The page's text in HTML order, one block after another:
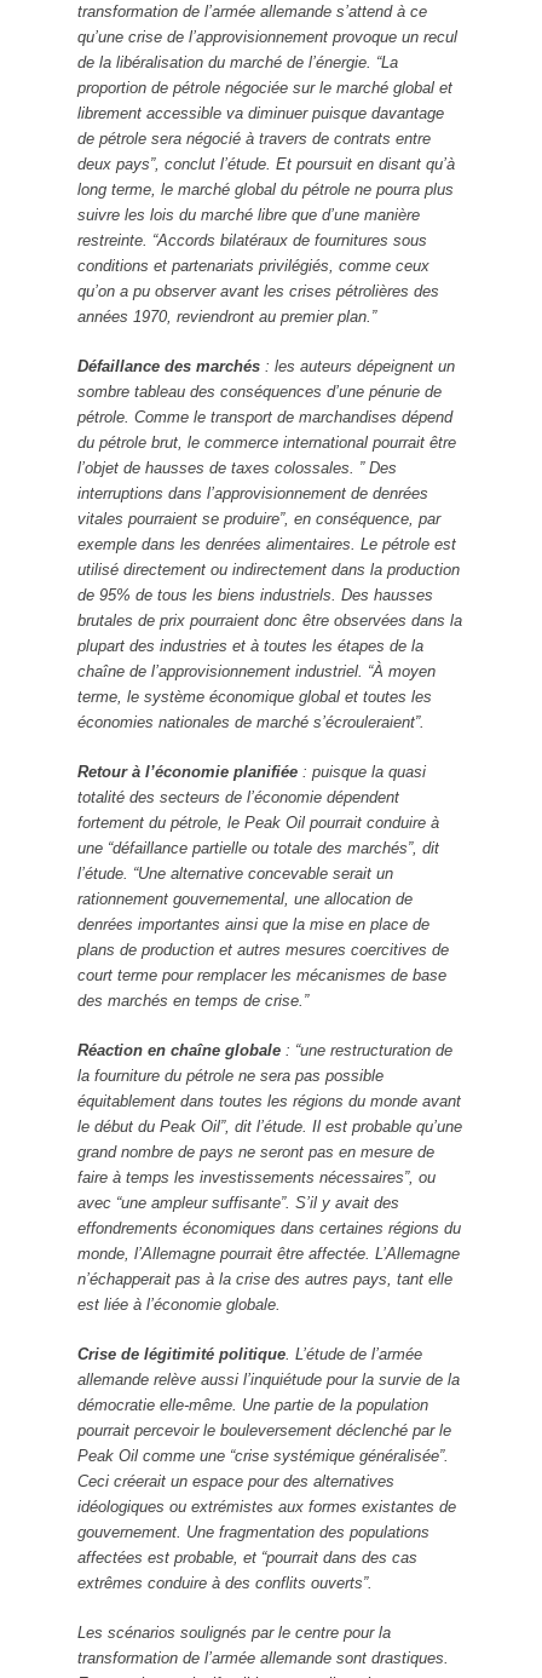
transformation de l’armée allemande s’attend à ce
qu’une crise de l’approvisionnement provoque un recul
de la libéralisation du marché de l’énergie. “La
proportion de pétrole négociée sur le marché global et
librement accessible va diminuer puisque davantage
de pétrole sera négocié à travers de contrats entre
deux pays”, conclut l’étude. Et poursuit en disant qu’à
long terme, le marché global du pétrole ne pourra plus
suivre les lois du marché libre que d’une manière
restreinte. “Accords bilatéraux de fournitures sous
conditions et partenariats privilégiés, comme ceux
qu’on a pu observer avant les crises pétrolières des
années 1970, reviendront au premier plan.”
Défaillance des marchés : les auteurs dépeignent un
sombre tableau des conséquences d’une pénurie de
pétrole. Comme le transport de marchandises dépend
du pétrole brut, le commerce international pourrait être
l’objet de hausses de taxes colossales. ” Des
interruptions dans l’approvisionnement de denrées
vitales pourraient se produire”, en conséquence, par
exemple dans les denrées alimentaires. Le pétrole est
utilisé directement ou indirectement dans la production
de 95% de tous les biens industriels. Des hausses
brutales de prix pourraient donc être observées dans la
plupart des industries et à toutes les étapes de la
chaîne de l’approvisionnement industriel. “À moyen
terme, le système économique global et toutes les
économies nationales de marché s’écrouleraient”.
Retour à l’économie planifiée : puisque la quasi
totalité des secteurs de l’économie dépendent
fortement du pétrole, le Peak Oil pourrait conduire à
une “défaillance partielle ou totale des marchés”, dit
l’étude. “Une alternative concevable serait un
rationnement gouvernemental, une allocation de
denrées importantes ainsi que la mise en place de
plans de production et autres mesures coercitives de
court terme pour remplacer les mécanismes de base
des marchés en temps de crise.”
Réaction en chaîne globale : “une restructuration de
la fourniture du pétrole ne sera pas possible
équitablement dans toutes les régions du monde avant
le début du Peak Oil”, dit l’étude. Il est probable qu’une
grand nombre de pays ne seront pas en mesure de
faire à temps les investissements nécessaires”, ou
avec “une ampleur suffisante”. S’il y avait des
effondrements économiques dans certaines régions du
monde, l’Allemagne pourrait être affectée. L’Allemagne
n’échapperait pas à la crise des autres pays, tant elle
est liée à l’économie globale.
Crise de légitimité politique . L’étude de l’armée
allemande relève aussi l’inquiétude pour la survie de la
démocratie elle-même. Une partie de la population
pourrait percevoir le bouleversement déclenché par le
Peak Oil comme une “crise systémique généralisée”.
Ceci créerait un espace pour des alternatives
idéologiques ou extrémistes aux formes existantes de
gouvernement. Une fragmentation des populations
affectées est probable, et “pourrait dans des cas
extrêmes conduire à des conflits ouverts”.
Les scénarios soulignés par le centre pour la
transformation de l’armée allemande sont drastiques.